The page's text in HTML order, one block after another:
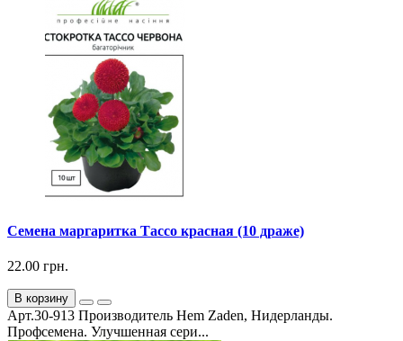
Семена маргаритка Тассо красная (10 драже)
22.00 грн.
В корзину
Арт.30-913 Производитель Hem Zaden, Нидерланды.
Профсемена. Улучшенная сери...